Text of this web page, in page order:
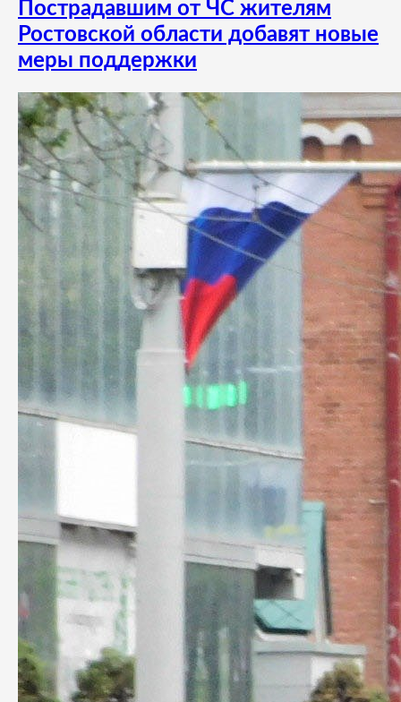
Пострадавшим от ЧС жителям
Ростовской области добавят новые
меры поддержки